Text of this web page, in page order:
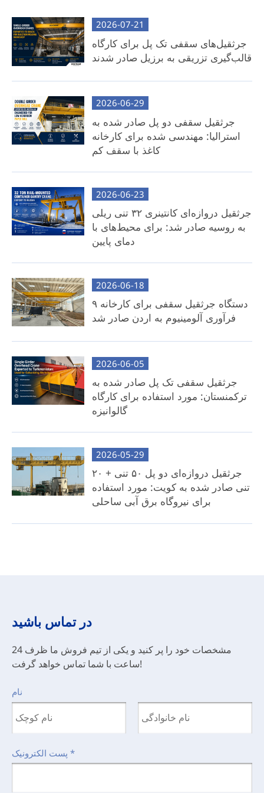
قابلیت اطمینان تست شده در کارخانه: برای اطمینان از
آمادگی عملیاتی، کاملاً مونتاژ شده و به طور دقیق در
تأسیسات ما آزمایش شده است.
بهترین برای: مشتریانی که راحتی، صرفه جویی در زمان
و استقرار بدون دردسر را در اولویت قرار می دهند.
موارد استثنا: تیرهای متقاطع (که به صورت محلی توسط
مشتری تامین می شود).
مزایای کلیدی:
کاهش هزینه های حمل و نقل: از بین بردن هزینه
انعطاف پذیری محلی: ما نقشه های مهندسی
دقیق، مدل های سه بعدی و راهنمایی گام به گام را
2026-07-21
جرثقیل‌های سقفی تک پل برای کارگاه
قالب‌گیری تزریقی به برزیل صادر شدند
2026-06-29
جرثقیل سقفی دو پل صادر شده به
استرالیا: مهندسی شده برای کارخانه
کاغذ با سقف کم
2026-06-23
جرثقیل دروازه‌ای کانتینری ۳۲ تنی ریلی
به روسیه صادر شد: برای محیط‌های با
دمای پایین
2026-06-18
۹ دستگاه جرثقیل سقفی برای کارخانه
فرآوری آلومینیوم به اردن صادر شد
2026-06-05
جرثقیل سقفی تک پل صادر شده به
ترکمنستان: مورد استفاده برای کارگاه
گالوانیزه
2026-05-29
جرثقیل دروازه‌ای دو پل ۵۰ تنی + ۲۰
تنی صادر شده به کویت: مورد استفاده
برای نیروگاه برق آبی ساحلی
در تماس باشید
مشخصات خود را پر کنید و یکی از تیم فروش ما ظرف 24
ساعت با شما تماس خواهد گرفت!
نام
*